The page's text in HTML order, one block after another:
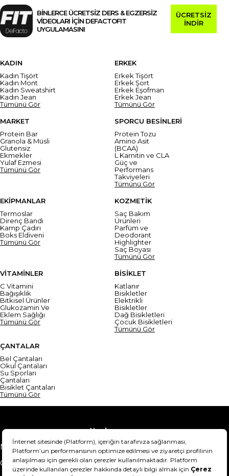
BİNLERCE ÜCRETSİZ DERS & EGZERSİZ
VİDEOLARI İÇİN DEFACTOFIT
UYGULAMASINI
ÜCRETSİZ
İNDİR
KADIN
Kadın Tişört
Kadın Mont
Kadın Sweatshirt
Kadın Jean
Tümünü Gör
ERKEK
Erkek Tişört
Erkek Şort
Erkek Eşofman
Erkek Jean
Tümünü Gör
MARKET
Protein Bar
Granola & Müsli
Glutensiz
Ekmekler
Yulaf Ezmesi
Tümünü Gör
SPORCU BESİNLERİ
Protein Tozu
Amino Asit
(BCAA)
L Karnitin ve CLA
Güç ve
Performans
Takviyeleri
Tümünü Gör
EKİPMANLAR
Termoslar
Direnç Bandı
Kamp Çadırı
Boks Eldiveni
Tümünü Gör
KOZMETİK
Saç Bakım
Ürünleri
Parfüm ve
Deodorant
Highlighter
Saç Boyası
Tümünü Gör
VİTAMİNLER
C Vitamini
Bağışıklık
Bitkisel Ürünler
Glukozamin Ve
Eklem Sağlığı
Tümünü Gör
BİSİKLET
Katlanır
Bisikletler
Elektrikli
Bisikletler
Dağ Bisikletleri
Çocuk Bisikletleri
Tümünü Gör
ÇANTALAR
Bel Çantaları
Okul Çantaları
Su Sporları
Çantaları
Bisiklet Çantaları
Tümünü Gör
Yardım
Mesafeli Satış Sözleşmesi
Teslimat Bilgisi
Gizlilik Sözleşmesi
Şartlar & Koşullar